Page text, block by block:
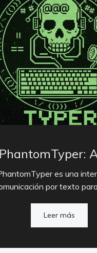
PhantomTyper:
es una
por texto
Leer más